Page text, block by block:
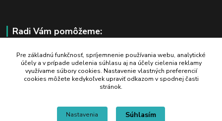
Radi Vám pomôžeme:
+421 908 700 612
po-pia: 8.00 - 16.00
business@jtf.sk
Pre základnú funkčnosť, spríjemnenie používania webu, analytické
účely a v prípade udelenia súhlasu aj na účely cielenia reklamy
využívame súbory cookies. Nastavenie vlastných preferencií
cookies môžete kedykoľvek upraviť odkazom v spodnej časti
stránok.
Nastavenia Súhlasím